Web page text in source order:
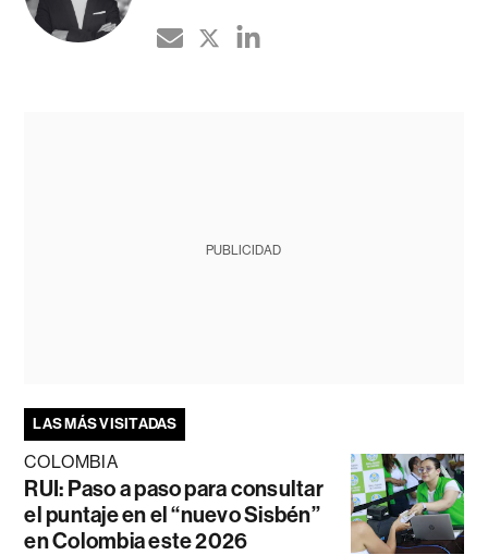
PUBLICIDAD
LAS MÁS VISITADAS
COLOMBIA
RUI: Paso a paso para consultar
el puntaje en el “nuevo Sisbén”
en Colombia este 2026